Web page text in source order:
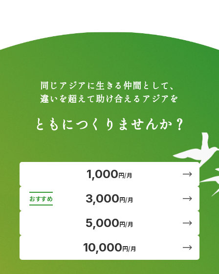
同じアジアに生きる仲間として、
違いを超えて助け合えるアジアを
ともにつくりませんか？
1,000円/月
3,000円/月
5,000円/月
10,000円/月